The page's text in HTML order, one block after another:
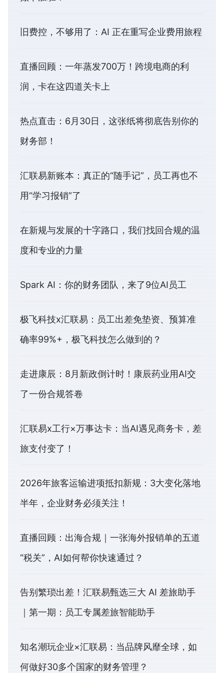
旧费控，不够用了：AI 正在重写企业费用旅程
直播回顾：一年蒸发700万！跨境电商的利
润，卡在这四道关卡上
热点直击：6月30日，这张纸将彻底告别你的
财务部！
汇联易新账本：真正的“随手记”，员工再也不
用“学习报销”了
在新规与发展的十字路口，我们找回合规的温
度和专业的力量
Spark AI：你的财务团队，来了9位AI员工
极飞科技x汇联易：员工出差免垫资、预算准
确率99%+，极飞科技怎么做到的？
走进康辰：8月新政倒计时！康辰药业用AI交
了一份合规答卷
汇联易x工行×万事达卡：当AI遇见商务卡，差
旅支付变了！
2026年旅客运输进项抵扣新规：3大变化落地
半年，企业财务必须关注！
直播回顾：出海合规｜一张海外报销单的五道
“税关”，AI如何帮你快速通过？
告别繁琐出差！汇联易甄选三大 AI 差旅助手
｜第一期：员工专属差旅智能助手
知名潮玩企业×汇联易：当品牌风靡全球，如
何做好30多个国家的财务管理？